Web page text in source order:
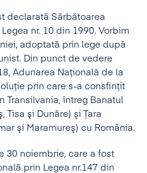
declarată Sărbătoarea
nr. 10 din 1990. Vorbim
adoptată prin lege după
Din punct de vedere
Adunarea Naţională de la
prin care s-a consfinţit
Transilvania, întreg Banatul
Tisa şi Dunăre) şi Ţara
şi Maramureş) cu România.
30 noiembrie, care a fost
prin Legea nr.147 din